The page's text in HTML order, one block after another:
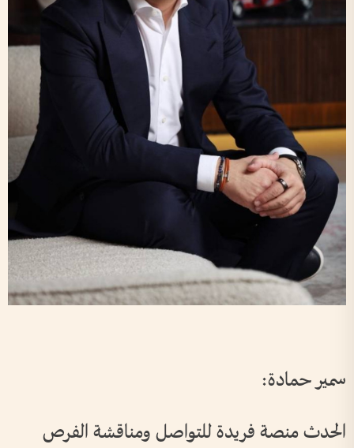
سمير حمادة:
الحدث منصة فريدة للتواصل ومناقشة الفرص